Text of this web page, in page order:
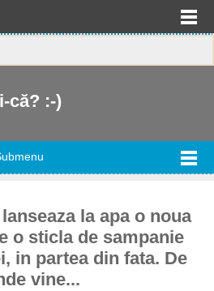
că? :-)
la apa o noua
o sticla de sampanie
in partea din fata. De
vine...